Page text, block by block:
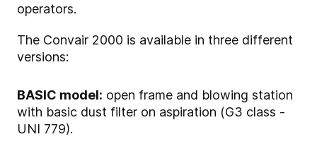
operators.
The Convair 2000 is available in three different
versions:
BASIC model: open frame and blowing station
with basic dust filter on aspiration (G3 class -
UNI 779).